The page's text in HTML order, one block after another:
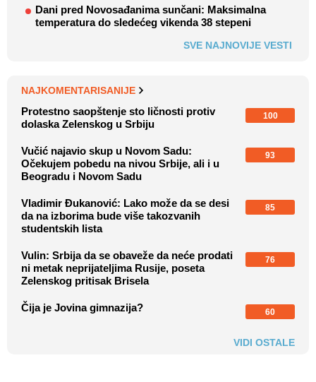
Dani pred Novosađanima sunčani: Maksimalna
temperatura do sledećeg vikenda 38 stepeni
SVE NAJNOVIJE VESTI
NAJKOMENTARISANIJE
Protestno saopštenje sto ličnosti protiv
dolaska Zelenskog u Srbiju
100
Vučić najavio skup u Novom Sadu:
Očekujem pobedu na nivou Srbije, ali i u
Beogradu i Novom Sadu
93
Vladimir Đukanović: Lako može da se desi
da na izborima bude više takozvanih
studentskih lista
85
Vulin: Srbija da se obaveže da neće prodati
ni metak neprijateljima Rusije, poseta
Zelenskog pritisak Brisela
76
Čija je Jovina gimnazija? 60
VIDI OSTALE